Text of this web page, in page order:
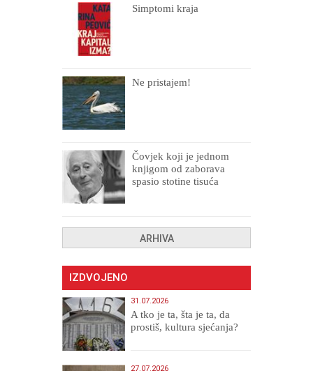
Simptomi kraja
Ne pristajem!
Čovjek koji je jednom
knjigom od zaborava
spasio stotine tisuća
ARHIVA
IZDVOJENO
31.07.2026
A tko je ta, šta je ta, da
prostiš, kultura sjećanja?
27.07.2026